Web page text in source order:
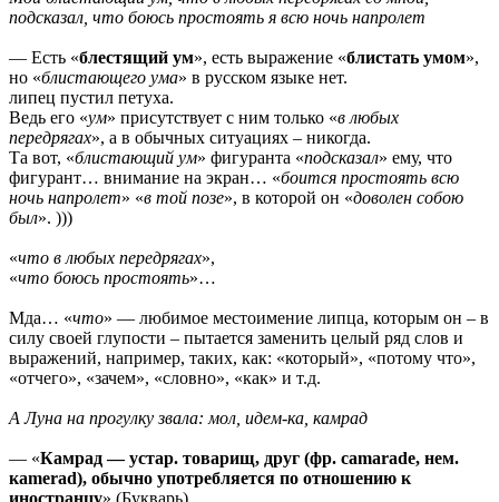
подсказал, что боюсь простоять я всю ночь напролет
— Есть «блестящий ум», есть выражение «блистать умом»,
но «блистающего ума» в русском языке нет.
липец пустил петуха.
Ведь его «ум» присутствует с ним только «в любых
передрягах», а в обычных ситуациях – никогда.
Та вот, «блистающий ум» фигуранта «подсказал» ему, что
фигурант… внимание на экран… «боится простоять всю
ночь напролет» «в той позе», в которой он «доволен собою
был». )))
«что в любых передрягах»,
«что боюсь простоять»…
Мда… «что» — любимое местоимение липца, которым он – в
силу своей глупости – пытается заменить целый ряд слов и
выражений, например, таких, как: «который», «потому что»,
«отчего», «зачем», «словно», «как» и т.д.
А Луна на прогулку звала: мол, идем-ка, камрад
— «Камрад — устар. товарищ, друг (фр. camarade, нем.
кamerad), обычно употребляется по отношению к
иностранцу» (Букварь).